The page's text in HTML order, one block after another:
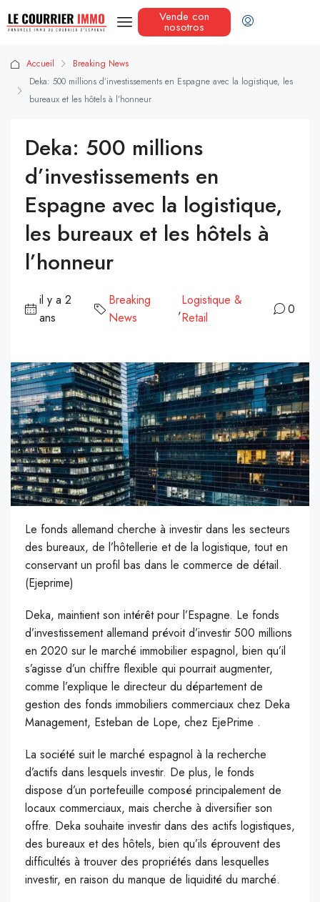
Vende con
nosotros
Accueil
Breaking News
Deka: 500 millions d’investissements en Espagne avec la logistique, les
bureaux et les hôtels à l’honneur
Deka: 500 millions
d’investissements en
Espagne avec la logistique,
les bureaux et les hôtels à
l’honneur
il y a 2
ans
Breaking
News
,
Logistique &
Retail
0
Le fonds allemand cherche à investir dans les secteurs
des bureaux, de l’hôtellerie et de la logistique, tout en
conservant un profil bas dans le commerce de détail.
(Ejeprime)
Deka, maintient son intérêt pour l’Espagne. Le fonds
d’investissement allemand prévoit d’investir 500 millions
en 2020 sur le marché immobilier espagnol, bien qu’il
s’agisse d’un chiffre flexible qui pourrait augmenter,
comme l’explique le directeur du département de
gestion des fonds immobiliers commerciaux chez Deka
Management, Esteban de Lope, chez EjePrime .
La société suit le marché espagnol à la recherche
d’actifs dans lesquels investir. De plus, le fonds
dispose d’un portefeuille composé principalement de
locaux commerciaux, mais cherche à diversifier son
offre. Deka souhaite investir dans des actifs logistiques,
des bureaux et des hôtels, bien qu’ils éprouvent des
difficultés à trouver des propriétés dans lesquelles
investir, en raison du manque de liquidité du marché.